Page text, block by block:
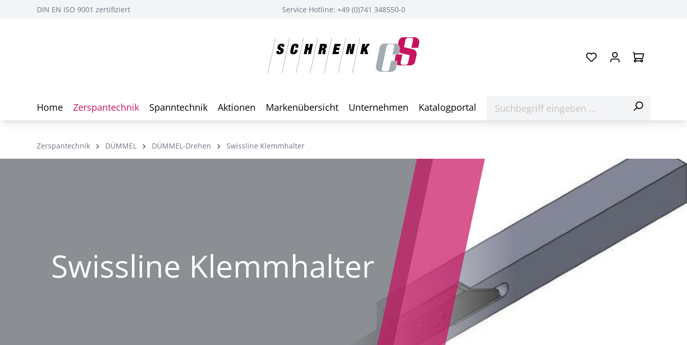
DIN EN ISO 9001 zertifiziert Service Hotline: +49 (0)741 348550-0
Home Zerspantechnik Spanntechnik Aktionen Markenübersicht Unternehmen Katalogportal
Zerspantechnik DÜMMEL DÜMMEL-Drehen Swissline Klemmhalter
Swissline Klemmhalter